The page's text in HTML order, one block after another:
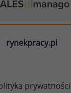
rynekpracy.pl
prywatności